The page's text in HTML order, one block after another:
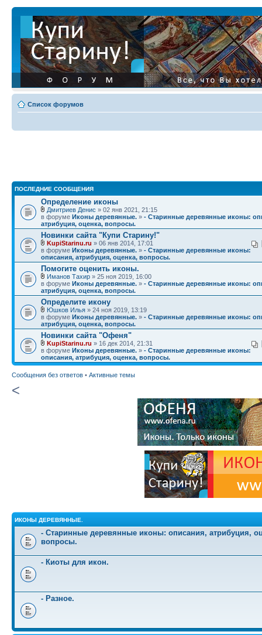
Список форумов
ПОСЛЕДНИЕ СООБЩЕНИЯ
Определение иконы
Дмитриев Денис » 02 янв 2021, 21:15
в форуме Иконы деревянные. » - Старинные деревянные иконы:
атрибуция, оценка, вопросы.
Новинки сайта "Купи Старину!"
KupiStarinu.ru » 06 янв 2014, 17:01
в форуме Иконы деревянные. » - Старинные деревянные иконы:
описания, атрибуция, оценка, вопросы.
Помогите оценить иконы.
Иманов Тахир » 25 ноя 2019, 16:00
в форуме Иконы деревянные. » - Старинные деревянные иконы:
атрибуция, оценка, вопросы.
Определите икону
Юшков Илья » 24 ноя 2019, 13:19
в форуме Иконы деревянные. » - Старинные деревянные иконы:
атрибуция, оценка, вопросы.
Новинки сайта "Офеня"
KupiStarinu.ru » 16 дек 2014, 21:31
в форуме Иконы деревянные. » - Старинные деревянные иконы:
описания, атрибуция, оценка, вопросы.
Сообщения без ответов • Активные темы
<
ИКОНЫ ДЕРЕВЯННЫЕ.
- Старинные деревянные иконы: описания, атрибуция,
вопросы.
- Киоты для икон.
- Разное.